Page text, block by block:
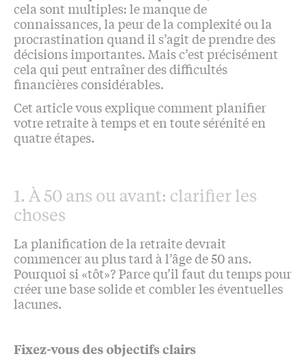
cela sont multiples: le manque de
connaissances, la peur de la complexité ou la
procrastination quand il s’agit de prendre des
décisions importantes. Mais c’est précisément
cela qui peut entraîner des difficultés
financières considérables.
Cet article vous explique comment planifier
votre retraite à temps et en toute sérénité en
quatre étapes.
1. À 50 ans ou avant: clarifier les
choses
La planification de la retraite devrait
commencer au plus tard à l’âge de 50 ans.
Pourquoi si «tôt»? Parce qu’il faut du temps pour
créer une base solide et combler les éventuelles
lacunes.
Fixez-vous des objectifs clairs